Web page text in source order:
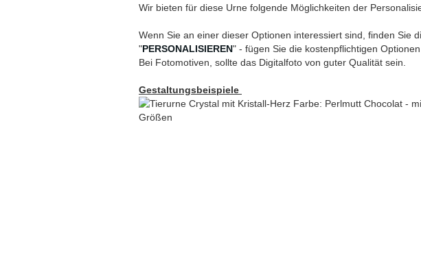
Wir bieten für diese Urne folgende Möglichkeiten der
Wenn Sie an einer dieser Optionen interessiert sind, finden Sie
"PERSONALISIEREN" - fügen Sie die kostenpflichtigen
Bei Fotomotiven, sollte das Digitalfoto von guter Qualität sein.
Gestaltungsbeispiele